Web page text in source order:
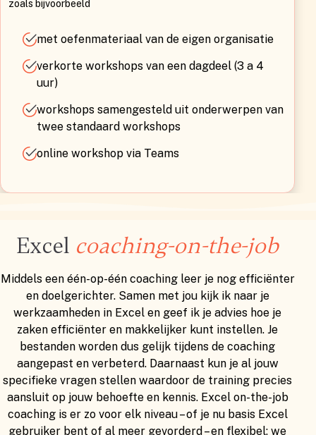
zoals bijvoorbeeld
met oefenmateriaal van de eigen organisatie
verkorte workshops van een dagdeel (3 a 4
uur)
workshops samengesteld uit onderwerpen van
twee standaard workshops
online workshop via Teams
Excel coaching-on-the-job
Middels een één-op-één coaching leer je nog efficiënter
en doelgerichter. Samen met jou kijk ik naar je
werkzaamheden in Excel en geef ik je advies hoe je
zaken efficiënter en makkelijker kunt instellen. Je
bestanden worden dus gelijk tijdens de coaching
aangepast en verbeterd. Daarnaast kun je al jouw
specifieke vragen stellen waardoor de training precies
aansluit op jouw behoefte en kennis. Excel on-the-job
coaching is er zo voor elk niveau – of je nu basis Excel
gebruiker bent of al meer gevorderd – en flexibel: we